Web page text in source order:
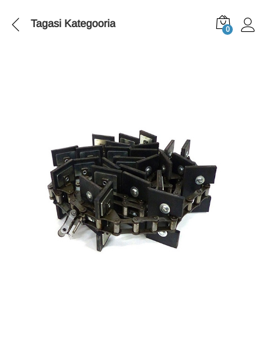
Tagasi Kategooria 0